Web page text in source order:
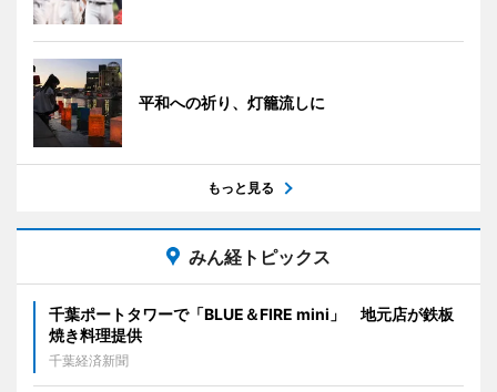
平和への祈り、灯籠流しに
もっと見る
みん経トピックス
千葉ポートタワーで「BLUE＆FIRE mini」 地元店が鉄板
焼き料理提供
千葉経済新聞